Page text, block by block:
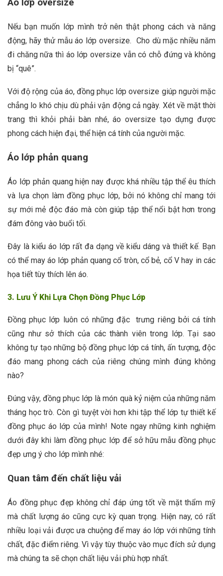
Áo lớp oversize
Nếu bạn muốn lớp mình trở nên thật phong cách và năng
động, hãy thử mẫu áo lớp oversize. Cho dù mặc nhiều năm
đi chăng nữa thì áo lớp oversize vẫn có chỗ đứng và không
bị “quê”.
Với độ rộng của áo, đồng phục lớp oversize giúp người mặc
chẳng lo khó chịu dù phải vận động cả ngày. Xét về mặt thời
trang thì khỏi phải bàn nhé, áo oversize tạo dựng được
phong cách hiện đại, thể hiện cá tính của người mặc.
Áo lớp phản quang
Áo lớp phản quang hiện nay được khá nhiều tập thể êu thích
và lựa chọn làm đồng phục lớp, bởi nó không chỉ mang tới
sự mới mẻ độc đáo mà còn giúp tập thể nổi bật hơn trong
đám đông vào buổi tối.
Đây là kiểu áo lớp rất đa dạng về kiểu dáng và thiết kế. Bạn
có thể may áo lớp phản quang cổ tròn, cổ bẻ, cổ V hay in các
họa tiết tùy thích lên áo.
3. Lưu Ý Khi Lựa Chọn Đồng Phục Lớp
Đồng phục lớp luôn có những đặc trưng riêng bởi cá tính
cũng như sở thích của các thành viên trong lớp. Tại sao
không tự tạo những bộ đồng phục lớp cá tính, ấn tượng, độc
đáo mang phong cách của riêng chúng mình đúng không
nào?
Đúng vậy, đồng phục lớp là món quà kỷ niệm của những năm
tháng học trò. Còn gì tuyệt vời hơn khi tập thể lớp tự thiết kế
đồng phục áo lớp của mình! Note ngay những kinh nghiệm
dưới đây khi làm đồng phục lớp để sở hữu mẫu đồng phục
đẹp ưng ý cho lớp mình nhé:
Quan tâm đến chất liệu vải
Áo đồng phục đẹp không chỉ đáp ứng tốt về mặt thẩm mỹ
mà chất lượng áo cũng cực kỳ quan trọng. Hiện nay, có rất
nhiều loại vải được ưa chuộng để may áo lớp với những tính
chất, đặc điểm riêng. Vì vậy tùy thuộc vào mục đích sử dụng
mà chúng ta sẽ chọn chất liệu vải phù hợp nhất.